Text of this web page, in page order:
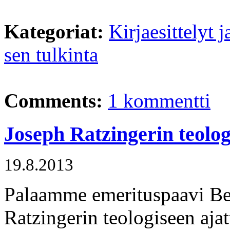
Kategoriat: Kirjaesittelyt
sen tulkinta
Comments: 1 kommentti
Joseph Ratzingerin
19.8.2013
Palaamme emerituspaavi
Ratzingerin teologiseen